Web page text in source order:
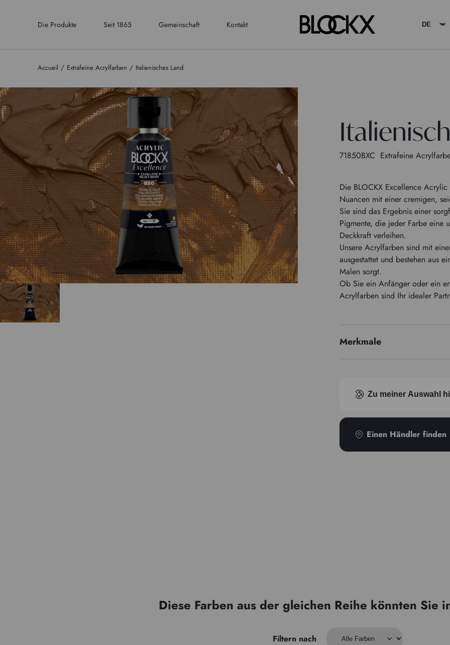
Die Produkte Seit 1865 Gemeinschaft Kontakt
Accueil Extrafeine Acrylfarben Italienisches Land
71850BXC Extrafeine
Die BLOCKX Excellence
Nuancen mit einer cremigen,
Sie sind das Ergebnis einer
Pigmente, die jeder Farbe eine
Deckkraft verleihen.
Unsere Acrylfarben sind mit
ausgestattet und bestehen aus
Malen sorgt.
Ob Sie ein Anfänger oder ein
Acrylfarben sind Ihr idealer
Merkmale
Transparenz
Zu meiner Auswahl
Einen Händler finden
Diese Farben aus der gleichen Reihe könnten Sie
Filtern nach